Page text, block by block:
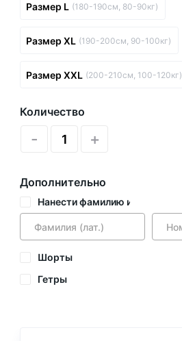
Размер L (180-190см, 80-90кг)
Размер XL (190-200см, 90-100кг)
Размер XXL (200-210см, 100-120кг)
Количество
- +
Дополнительно
Нанести фамилию и номер
Шорты
Гетры